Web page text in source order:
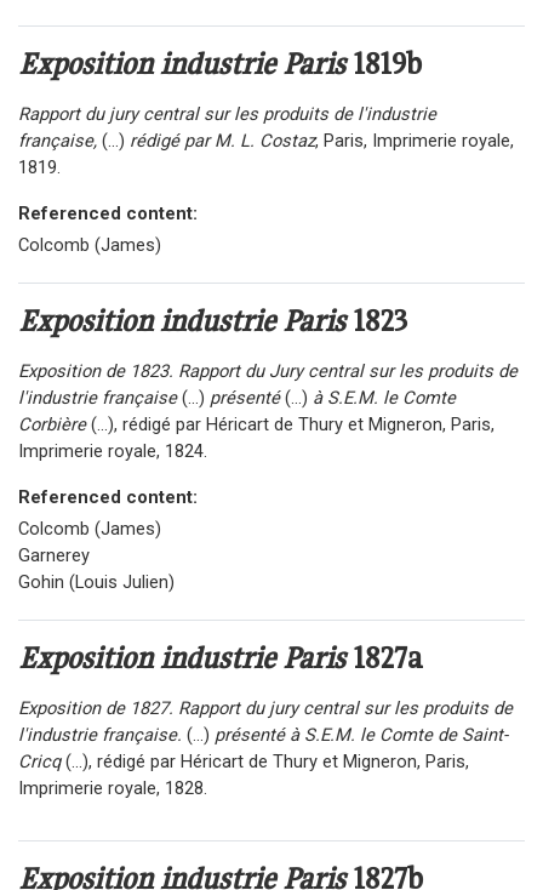
Exposition industrie Paris1819b
Rapport du jury central sur les produits de l'industrie
française, (...) rédigé par M. L. Costaz, Paris, Imprimerie royale,
1819.
Referenced content:
Colcomb (James)
Exposition industrie Paris1823
Exposition de 1823. Rapport du Jury central sur les produits de
l'industrie française(...) présenté(...) à S.E.M. le Comte
Corbière(...), rédigé par Héricart de Thury et Migneron, Paris,
Imprimerie royale, 1824.
Referenced content:
Colcomb (James)
Garnerey
Gohin (Louis Julien)
Exposition industrie Paris1827a
Exposition de 1827. Rapport du jury central sur les produits de
l'industrie française. (...) présenté à S.E.M. le Comte de Saint-
Cricq(...), rédigé par Héricart de Thury et Migneron, Paris,
Imprimerie royale, 1828.
Exposition industrie Paris1827b